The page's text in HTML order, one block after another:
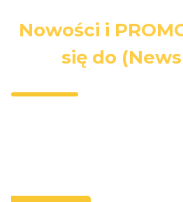
Nowości i
się do